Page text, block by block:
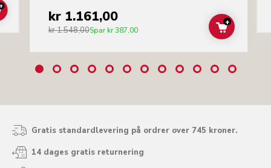
ADD TO CARTkr 1.161,00
kr 1.548,00Spar kr 387,00 ADD TO
+
Gratis standardlevering på ordrer over 745 kroner.
14 dages gratis returnering